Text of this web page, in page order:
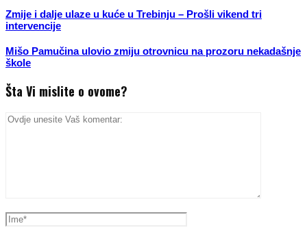
Zmije i dalje ulaze u kuće u Trebinju – Prošli vikend tri
intervencije
Mišo Pamučina ulovio zmiju otrovnicu na prozoru nekadašnje
škole
Šta Vi mislite o ovome?